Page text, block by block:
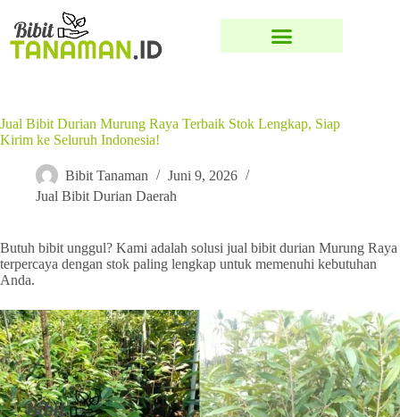
Jual Bibit Durian Murung Raya Terbaik Stok Lengkap, Siap
Kirim ke Seluruh Indonesia!
Bibit Tanaman
Juni 9, 2026
Jual Bibit Durian Daerah
Butuh bibit unggul? Kami adalah solusi jual bibit durian Murung Raya
terpercaya dengan stok paling lengkap untuk memenuhi kebutuhan
Anda.